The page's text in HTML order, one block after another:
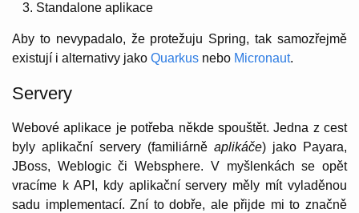
Standalone aplikace
Aby to nevypadalo, že protežuju Spring, tak samozřejmě
existují i alternativy jako Quarkus nebo Micronaut.
Servery
Webové aplikace je potřeba někde spouštět. Jedna z cest
byly aplikační servery (familiárně aplikáče) jako Payara,
JBoss, Weblogic či Websphere. V myšlenkách se opět
vracíme k API, kdy aplikační servery měly mít vyladěnou
sadu implementací. Zní to dobře, ale přijde mi to značně